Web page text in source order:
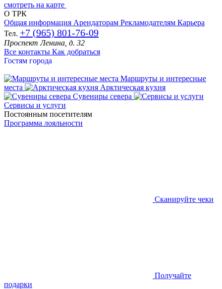
смотреть на карте
О ТРК
Общая информация Арендаторам Рекламодателям Карьера
Тел. +7 (965) 801-76-09
Проспект Ленина, д. 32
Все контакты Как добраться
Гостям города
Маршруты и интересные
места
Арктическая кухня
Сувениры севера
Сервисы и услуги
Постоянным посетителям
Программа лояльности
Сканируйте чеки
Получайте
подарки